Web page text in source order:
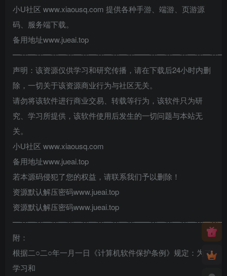
小U社区 www.xiaousq.com 提供各种手游、端游、页游源
码、服务端下载。
备用地址www.jueai.top
声明：该资源仅供学习和研究传播，请在下载后24小时内删
除，一切关于该资源商业行为与社区无关。
请勿将该软件进行商业交易、转载等行为，该软件只为研
究、学习所提供，该软件使用后发生的一切问题与本站无
关。
小U社区 www.xiaousq.com
备用地址www.jueai.top
若本源码侵犯了您的权益，请联系我们予以删除！
资源默认解压密码www.jueai.top
资源默认解压密码www.jueai.top
附：
根据二○二○年一月一日《计算机软件保护条例》规定：为了
学习和